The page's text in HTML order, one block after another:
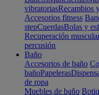
vibratoriasRecambios
Accesorios fitness
stepCuerdasBolas y
Recuperación
percusión
Baño
Accesorios de baño
bañoPapeleras
de ropa
Muebles de baño